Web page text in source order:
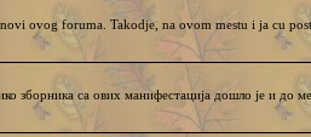
ovog foruma. Takodje, na ovom mestu i ja cu
зборника са ових манифестација дошло је и до